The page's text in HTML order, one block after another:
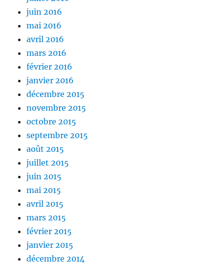
juin 2016
mai 2016
avril 2016
mars 2016
février 2016
janvier 2016
décembre 2015
novembre 2015
octobre 2015
septembre 2015
août 2015
juillet 2015
juin 2015
mai 2015
avril 2015
mars 2015
février 2015
janvier 2015
décembre 2014